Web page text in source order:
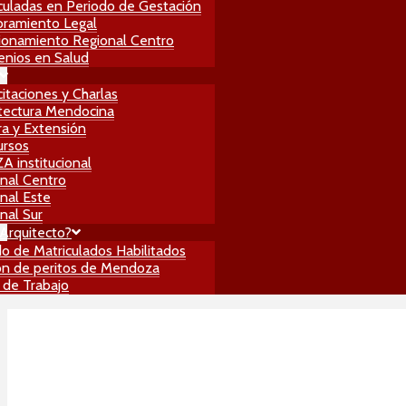
en Periodo de Gestación
Legal
Regional Centro
en Salud
y Charlas
Mendocina
y Extensión
institucional
Centro
Este
Sur
de Matriculados Habilitados
de peritos de Mendoza
Trabajo